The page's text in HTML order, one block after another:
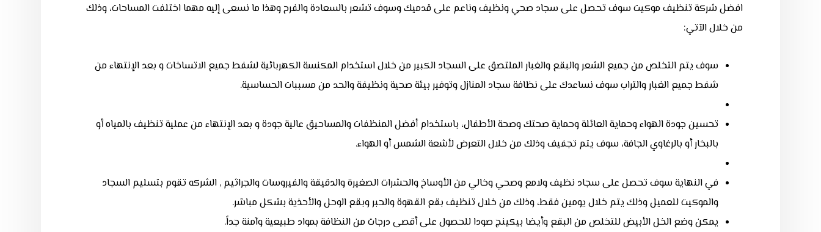
افضل شركة تنظيف موكيتسوف تحصل على سجاد صحي ونظيف وناعم على قدميك وسوف تشعر بالسعادة والفرح وهذا ما نسعى إليه مهما اختلفت المساحات، وذلك
من خلال الآتي:
سوف يتم التخلص من جميع الشعر والبقع والغبار الملتصق على السجاد الكبير من خلال استخدام المكنسة الكهربائية لشفط جميع الاتساخات و بعد الإنتهاء من
شفط جميع الغبار والتراب سوف نساعدك على نظافة سجاد المنازل وتوفير بيئة صحية ونظيفة والحد من مسببات الحساسية.
تحسين جودة الهواء وحماية العائلة وحماية صحتك وصحة الأطفال، باستخدام أفضل المنظفات والمساحيق عالية جودة و بعد الإنتهاء من عملية تنظيف بالمياه أو
بالبخار أو بالرغاوي الجافة، سوف يتم تجفيف وذلك من خلال التعرض لأشعة الشمس أو الهواء.
في النهاية سوف تحصل على سجاد نظيف ولامع وصحي وخالي من الأوساخ والحشرات الصغيرة والدقيقة والفيروسات والجراثيم , الشركه تقوم بتسليم السجاد
والموكيت للعميل وذلك يتم خلال يومين فقط، وذلك من خلال تنظيف بقع القهوة والحبر وبقع الوحل والأحذية بشكل مباشر.
يمكن وضع الخل الأبيض للتخلص من البقع وأيضا بيكينج صودا للحصول على أقصى درجات من النظافة بمواد طبيعية وآمنة جداً.